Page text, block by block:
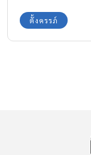
ตั้งครรภ์